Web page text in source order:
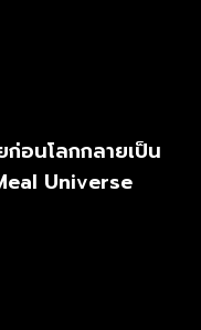
อนโลกกลายเป็น
Universe